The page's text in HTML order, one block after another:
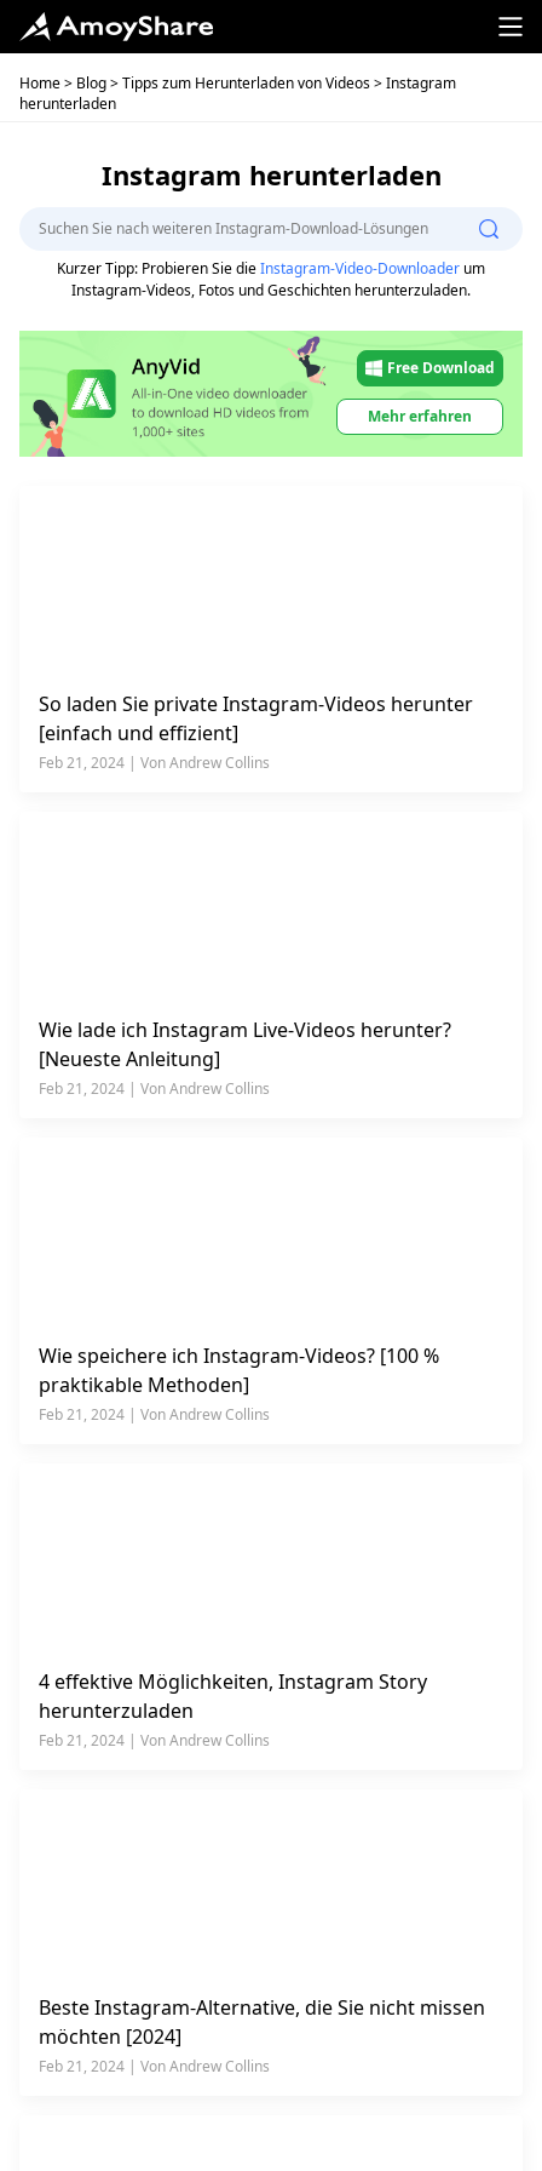
Home> Blog>Tipps zum Herunterladen von Videos> Instagram
herunterladen
Instagram herunterladen
Kurzer Tipp: Probieren Sie dieInstagram-Video-Downloader um
Instagram-Videos, Fotos und Geschichten herunterzuladen.
Free Download
Mehr erfahren
So laden Sie private Instagram-Videos herunter
[einfach und effizient]
Feb 21, 2024 | Von Andrew Collins
Wie lade ich Instagram Live-Videos herunter?
[Neueste Anleitung]
Feb 21, 2024 | Von Andrew Collins
Wie speichere ich Instagram-Videos? [100 %
praktikable Methoden]
Feb 21, 2024 | Von Andrew Collins
4 effektive Möglichkeiten, Instagram Story
herunterzuladen
Feb 21, 2024 | Von Andrew Collins
Beste Instagram-Alternative, die Sie nicht missen
möchten [2024]
Feb 21, 2024 | Von Andrew Collins